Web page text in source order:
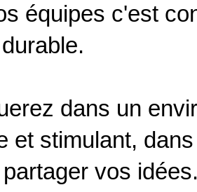
équipes c'est
dans un
et stimulant,
vos